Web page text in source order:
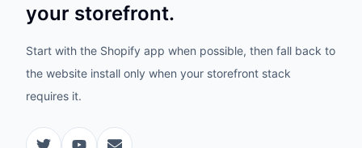
your storefront.
Start with the Shopify app when possible, then fall back to
the website install only when your storefront stack
requires it.